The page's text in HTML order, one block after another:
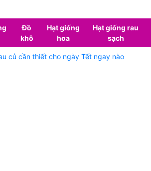
Đồ
khô
Hạt giống
hoa
Hạt giống rau
sạch
củ cần thiết cho ngày Tết ngay nào